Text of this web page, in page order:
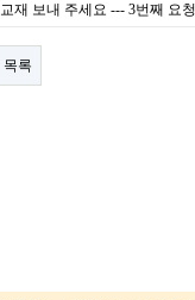
교재 보내 주세요 --- 3번째 요
목록